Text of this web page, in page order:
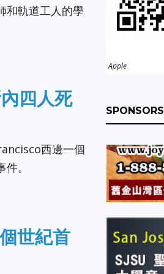
和軌道工人的學
四人死
西邊一個
件。
世紀首
Apple
SPONSORS